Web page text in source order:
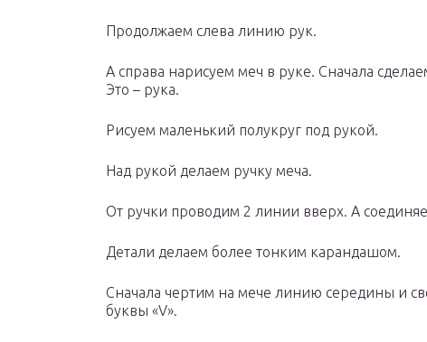
Продолжаем слева линию рук.
А справа нарисуем меч в руке. Сначала
Это – рука.
Рисуем маленький полукруг под рукой.
Над рукой делаем ручку меча.
От ручки проводим 2 линии вверх. А
Детали делаем более тонким карандашом.
Сначала чертим на мече линию середины и
буквы «V».